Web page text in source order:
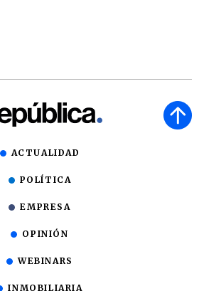
ACTUALIDAD
POLÍTICA
EMPRESA
OPINIÓN
WEBINARS
INMOBILIARIA